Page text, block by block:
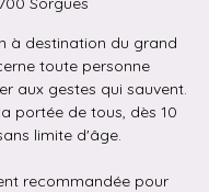
à destination du grand
toute personne
aux gestes qui sauvent.
portée de tous, dès 10
limite d'âge.
recommandée pour